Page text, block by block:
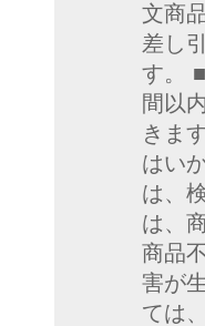
文商
差し
す。
間以
きま
はい
は、
は、
商品
害が
ては